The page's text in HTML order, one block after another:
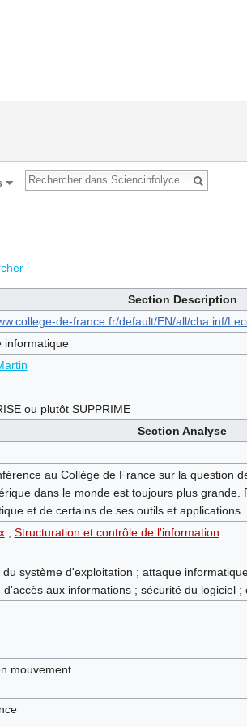
Section Description
de-france.fr/default/EN/all/cha inf/
informatique
ou plutôt SUPPRIME
Section Analyse
au Collège de France sur la question
dans le monde est toujours plus
et de certains de ses outils et applications.
; Structuration et contrôle de l'information
du système d'exploitation ; attaque
d'accès aux informations ; sécurité du logiciel
mouvement